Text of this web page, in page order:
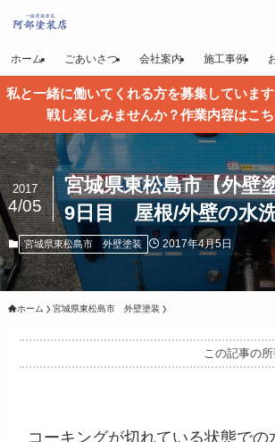
ホーム ごあいさつ 会社案内 施工事例
私と一緒に働いてくれる方を募集していま
戦し楽しみませんか？作業内容はこ
宮城県東松島市【外壁
9日目 屋根/外壁の水
2017
4/05
宮城県東松島市 外壁塗装 2017年4月5日
ホーム 宮城県東松島市 外壁塗装
この記事の所
コーキングが切れている状態での